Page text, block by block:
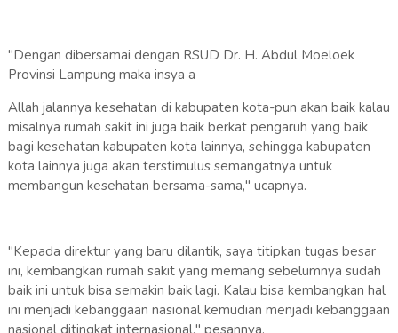
"Dengan dibersamai dengan RSUD Dr. H. Abdul Moeloek
Provinsi Lampung maka insya a
Allah jalannya kesehatan di kabupaten kota-pun akan baik kalau
misalnya rumah sakit ini juga baik berkat pengaruh yang baik
bagi kesehatan kabupaten kota lainnya, sehingga kabupaten
kota lainnya juga akan terstimulus semangatnya untuk
membangun kesehatan bersama-sama," ucapnya.
"Kepada direktur yang baru dilantik, saya titipkan tugas besar
ini, kembangkan rumah sakit yang memang sebelumnya sudah
baik ini untuk bisa semakin baik lagi. Kalau bisa kembangkan hal
ini menjadi kebanggaan nasional kemudian menjadi kebanggaan